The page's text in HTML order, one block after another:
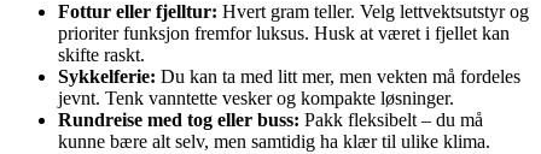
Fottur eller fjelltur: Hvert gram teller. Velg lettvektsutstyr og
prioriter funksjon fremfor luksus. Husk at været i fjellet kan
skifte raskt.
Sykkelferie: Du kan ta med litt mer, men vekten må fordeles
jevnt. Tenk vanntette vesker og kompakte løsninger.
Rundreise med tog eller buss: Pakk fleksibelt – du må
kunne bære alt selv, men samtidig ha klær til ulike klima.